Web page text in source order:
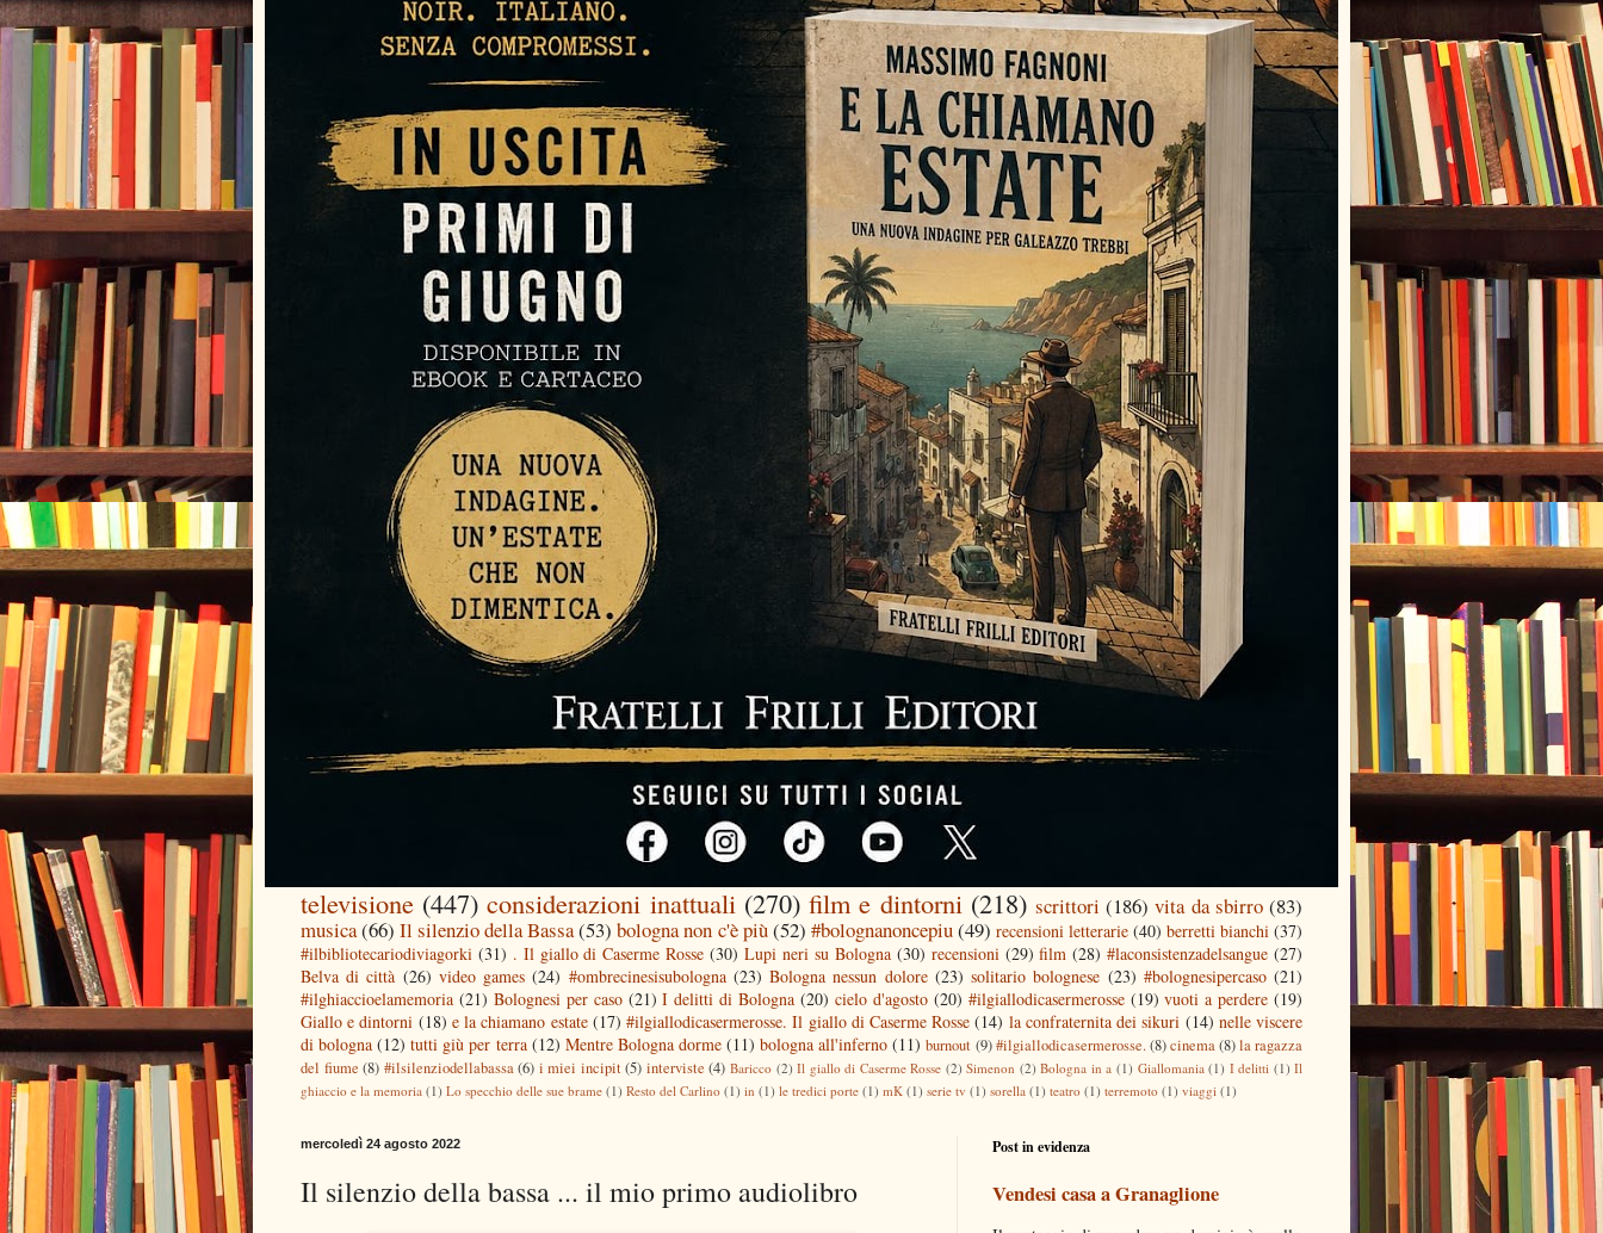
televisione (447) considerazioni inattuali (270) film e dintorni (218) scrittori (186) vita da sbirro (83)
musica(66) Il silenzio della Bassa(53) bologna non c'è più(52) #bolognanoncepiu(49) recensioni letterarie (40) berretti bianchi (37)
#ilbibliotecariodiviagorki (31) . Il giallo di Caserme Rosse (30) Lupi neri su Bologna (30) recensioni (29) film (28) #laconsistenzadelsangue (27)
Belva di città (26) video games (24) #ombrecinesisubologna (23) Bologna nessun dolore (23) solitario bolognese (23) #bolognesipercaso (21)
#ilghiaccioelamemoria (21) Bolognesi per caso (21) I delitti di Bologna (20) cielo d'agosto (20) #ilgiallodicasermerosse (19) vuoti a perdere (19)
Giallo e dintorni (18) e la chiamano estate (17) #ilgiallodicasermerosse. Il giallo di Caserme Rosse (14) la confraternita dei sikuri (14) nelle viscere
di bologna (12) tutti giù per terra (12) Mentre Bologna dorme (11) bologna all'inferno (11) burnout (9) #ilgiallodicasermerosse. (8)cinema(8)la ragazza
del fiume (8) #ilsilenziodellabassa (6) i miei incipit (5) interviste (4) Baricco (2) Il giallo di Caserme Rosse (2) Simenon (2) Bologna in a (1) Giallomania (1) I delitti (1) Il
ghiaccio e la memoria (1) Lo specchio delle sue brame (1) Resto del Carlino (1) in (1) le tredici porte (1) mK (1) serie tv (1) sorella (1) teatro (1) terremoto (1) viaggi (1)
mercoledì 24 agosto 2022
Il silenzio della bassa ... il mio primo audiolibro
Post in evidenza
Vendesi casa a Granaglione